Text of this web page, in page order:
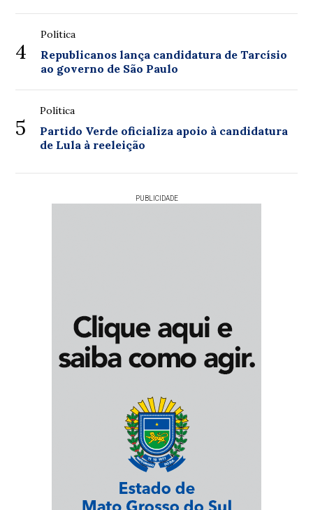
4
Política
Republicanos lança candidatura de Tarcísio
ao governo de São Paulo
5
Política
Partido Verde oficializa apoio à candidatura
de Lula à reeleição
PUBLICIDADE